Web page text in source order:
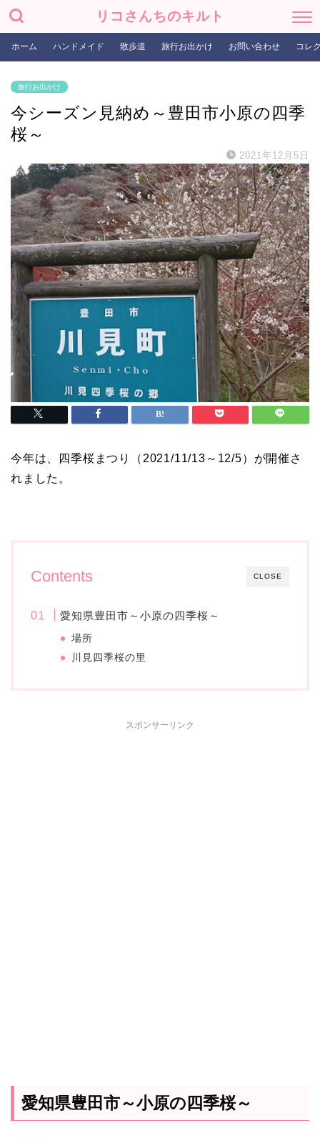
リコさんちのキルト
ホーム ハンドメイド 散歩道 旅行お出かけ お問い合わせ コレ
旅行お出かけ
今シーズン見納め～豊田市小原の四季
桜～
2021年12月5日
今年は、四季桜まつり（2021/11/13～12/5）が開催さ
れました。
CLOSE
Contents
愛知県豊田市～小原の四季桜～
場所
川見四季桜の里
スポンサーリンク
愛知県豊田市～小原の四季桜～